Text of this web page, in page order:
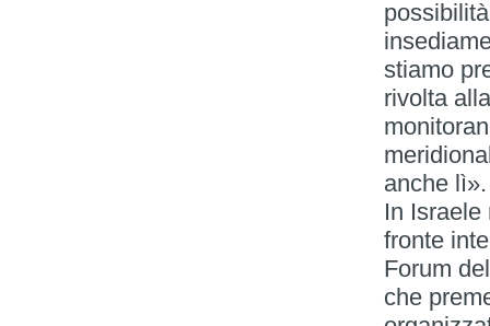
stiamo
rivolta
anche lì».
In
fronte
Forum
che